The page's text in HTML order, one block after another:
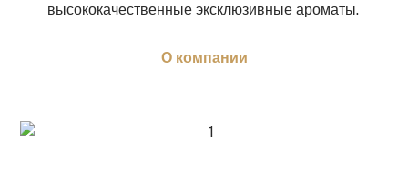
высококачественные эксклюзивные ароматы.
О компании